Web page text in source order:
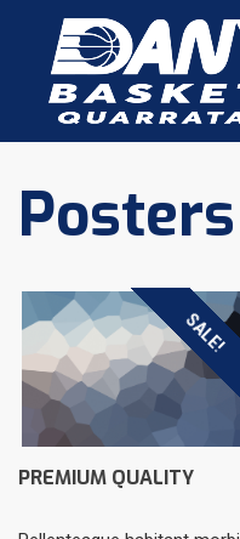
Posters
SALE!
PREMIUM QUALITY